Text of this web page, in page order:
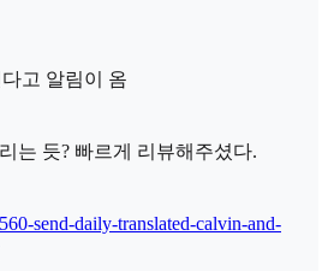
고 알림이 옴
는 듯? 빠르게 리뷰해주셨다.
send-daily-translated-calvin-and-